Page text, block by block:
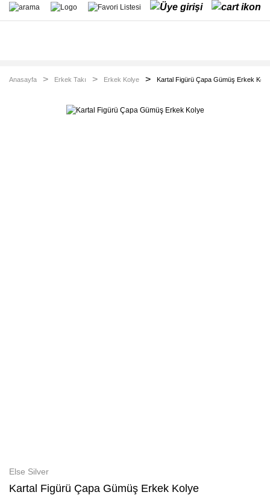
Anasayfa Erkek Takı Erkek Kolye Kartal Figürü Çapa Gümüş Erkek
Else Silver
Kartal Figürü Çapa Gümüş Erkek Kolye